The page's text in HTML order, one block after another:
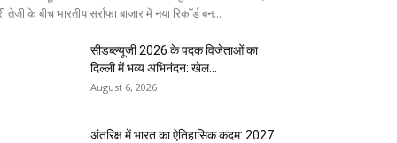
तेजी के बीच भारतीय सर्राफा बाजार में नया रिकॉर्ड बन...
सीडब्ल्यूजी 2026 के पदक विजेताओं का
दिल्ली में भव्य अभिनंदन: खेल...
August 6, 2026
अंतरिक्ष में भारत का ऐतिहासिक कदम: 2027